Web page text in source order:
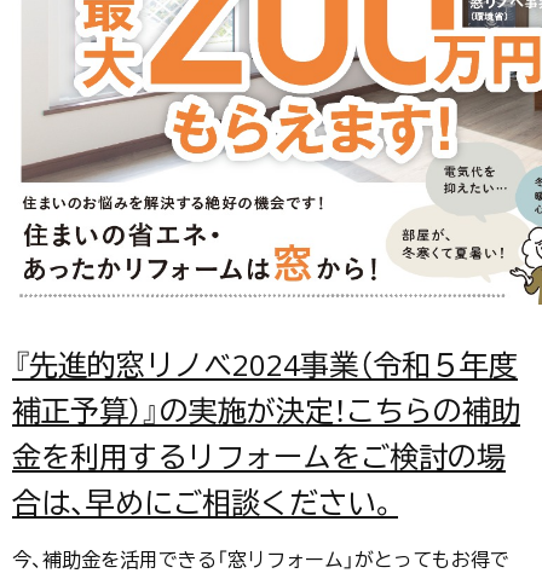
『先進的窓リノベ2024事業（令和５年度
補正予算）』の実施が決定！こちらの補助
金を利用するリフォームをご検討の場
合は、早めにご相談ください。
今、補助金を活用できる「窓リフォーム」がとってもお得で